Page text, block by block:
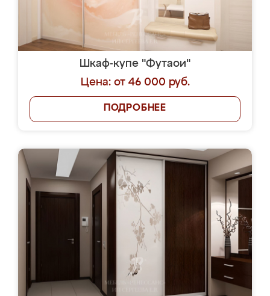
Шкаф-купе "Футаои"
Цена: от 46 000 руб.
ПОДРОБНЕЕ